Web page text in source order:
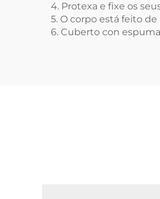
4. Protexa e fixe os
5. O corpo está feito
6. Cuberto con